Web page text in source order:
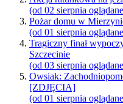
(od 02 sierpnia
Pożar domu w
(od 01 sierpnia
Tragiczny finał
Szczecinie
(od 03 sierpnia
Owsiak:
[ZDJĘCIA]
(od 01 sierpnia